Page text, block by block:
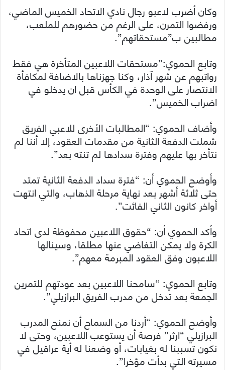
وكان أضرب لاعبو رجال نادي الاتحاد الخميس الماضي،
ورفضوا التمرن، على الرغم من حضورهم للملعب،
مطالبين ب”مستحقاتهم”.
وتابع الحموي:”مستحقات اللاعبين المتأخرة هي فقط
رواتبهم عن شهر آذار، وكنا جهزناها بالاضافة لمكافأة
الانتصار على الوحدة في الكأس قبل ان يدخلو في
اضراب الخميس”.
وأضاف الحموي: “المطالبات الأخرى للاعبي الفريق
شملت الدفعة الثانية من مقدمات العقود، إلا أننا لم
نتأخر بها عليهم وفترة سدادها لم تنته بعد”.
وأوضح الحموي أن: “فترة سداد الدفعة الثانية تمتد
حتى ثلاثة أشهر بعد نهاية مرحلة الذهاب، والتي انتهت
أواخر كانون الثاني الفائت”.
وأكد الحموي أن: “حقوق اللاعبين محفوظة لدى اتحاد
الكرة ولا يمكن التغاضي عنها مطلقا، وسينالها
اللاعبون وفق العقود المبرمة معهم”.
وتابع الحموي: “سامحنا اللاعبين بعد عودتهم للتمرين
الجمعة بعد تدخل من مدرب الفريق البرازيلي”.
وأوضح الحموي: “أردنا من السماح أن نمنح المدرب
البرازيلي “ارثر” فرصة أن يستوعب اللاعبين، وحتى لا
نكون تسببنا له بغيابات، أو وضعنا له أية عراقيل في
مسيرته التي بدأت مؤخرا”.